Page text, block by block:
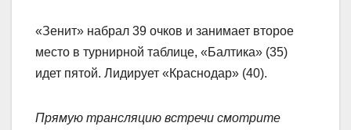
«Зенит» набрал 39 очков и занимает второе
место в турнирной таблице, «Балтика» (35)
идет пятой. Лидирует «Краснодар» (40).
Прямую трансляцию встречи смотрите